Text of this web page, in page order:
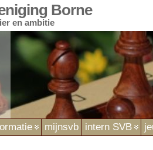
Borne
en ambitie
mijnsvb intern SVB